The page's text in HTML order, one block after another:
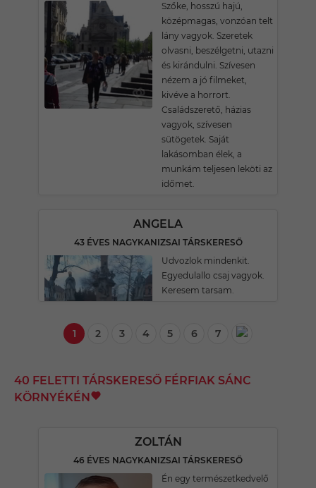
Szőke, hosszú hajú,
középmagas, vonzóan telt
lány vagyok. Szeretek
olvasni, beszélgetni, utazni
és kirándulni. Szívesen
nézem a jó filmeket,
kivéve a horrort.
Családszerető, házias
vagyok, szívesen
sütögetek. Saját
lakásomban élek, a
munkám teljesen leköti az
időmet.
ANGELA
43 ÉVES NAGYKANIZSAI TÁRSKERESŐ
Udvozlok mindenkit.
Egyedulallo csaj vagyok.
Keresem tarsam.
1 2 3 4 5 6 7
40 FELETTI TÁRSKERESŐ FÉRFIAK SÁNC
KÖRNYÉKÉN
ZOLTÁN
46 ÉVES NAGYKANIZSAI TÁRSKERESŐ
Én egy természetkedvelő